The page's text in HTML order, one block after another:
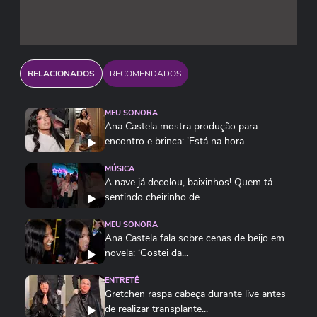
conectar diferentes gêneros musicais.
RELACIONADOS RECOMENDADOS
MEU SONORA
Ana Castela mostra produção para
encontro e brinca: 'Está na hora...
MÚSICA
A nave já decolou, baixinhos! Quem tá
sentindo cheirinho de...
MEU SONORA
Ana Castela fala sobre cenas de beijo em
novela: ‘Gostei da...
ENTRETÊ
Gretchen raspa cabeça durante live antes
de realizar transplante...